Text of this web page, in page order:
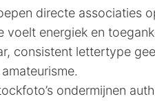
directe associaties
voelt energiek en
consistent lettertype
ondermijnen